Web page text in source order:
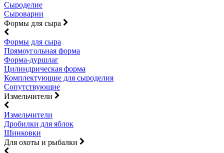
Сыроделие
Сыроварни
Формы для сыра
Формы для сыра
Прямоугольная форма
Форма-дуршлаг
Цилиндрическая форма
Комплектующие для сыроделия
Сопутствующие
Измельчители
Измельчители
Дробилки для яблок
Шинковки
Для охоты и рыбалки